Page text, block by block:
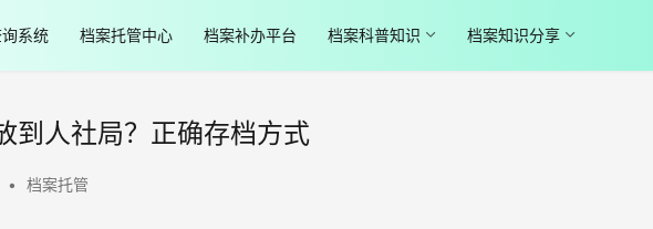
系统 档案托管中心 档案补办平台 档案科普知识 档案知识分享
到人社局？正确存档方式
• 档案托管